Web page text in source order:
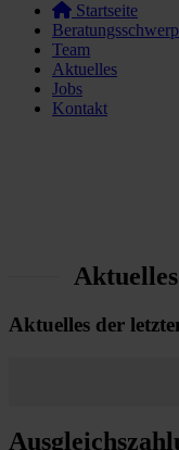
Startseite
Team
Aktuelles
Jobs
Kontakt
Aktuelles der